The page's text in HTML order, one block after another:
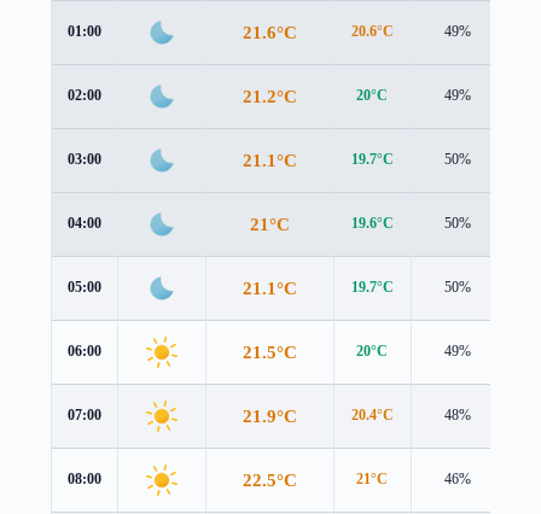
01:00 21.6°C 20.6°C 49%
02:00 21.2°C 20°C 49%
03:00 21.1°C 19.7°C 50%
04:00 21°C 19.6°C 50%
05:00 21.1°C 19.7°C 50%
06:00 21.5°C 20°C 49%
07:00 21.9°C 20.4°C 48%
08:00 22.5°C 21°C 46%